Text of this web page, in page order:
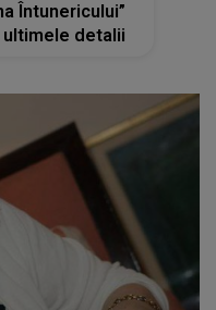
Întunericului”
detalii